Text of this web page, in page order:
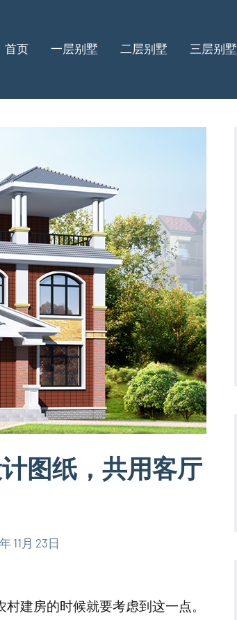
首页 一层别墅 二层别墅 三层别墅
图纸，共用客厅
11月 23日
建房的时候就要考虑到这一点。